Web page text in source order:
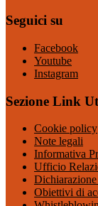
Seguici su
Facebook
Youtube
Instagram
Sezione Link
Cookie policy
Note legali
Informativa
Ufficio
Obiettivi di